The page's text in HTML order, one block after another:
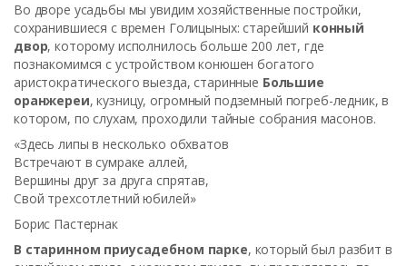
Во дворе усадьбы мы увидим хозяйственные постройки,
сохранившиеся с времен Голицыных: старейший конный
двор, которому исполнилось больше 200 лет, где
познакомимся с устройством конюшен богатого
аристократического выезда, старинные Большие
оранжереи, кузницу, огромный подземный погреб-ледник, в
котором, по слухам, проходили тайные собрания масонов.
«Здесь липы в несколько обхватов
Встречают в сумраке аллей,
Вершины друг за друга спрятав,
Свой трехсотлетний юбилей»
Борис Пастернак
В старинном приусадебном парке, который был разбит в